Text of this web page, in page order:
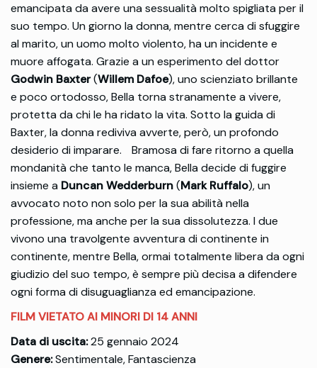
emancipata da avere una sessualità molto spigliata per il
suo tempo. Un giorno la donna, mentre cerca di sfuggire
al marito, un uomo molto violento, ha un incidente e
muore affogata. Grazie a un esperimento del dottor
Godwin Baxter(Willem Dafoe), uno scienziato brillante
e poco ortodosso, Bella torna stranamente a vivere,
protetta da chi le ha ridato la vita. Sotto la guida di
Baxter, la donna rediviva avverte, però, un profondo
desiderio di imparare. Bramosa di fare ritorno a quella
mondanità che tanto le manca, Bella decide di fuggire
insieme a Duncan Wedderburn(Mark Ruffalo), un
avvocato noto non solo per la sua abilità nella
professione, ma anche per la sua dissolutezza. I due
vivono una travolgente avventura di continente in
continente, mentre Bella, ormai totalmente libera da ogni
giudizio del suo tempo, è sempre più decisa a difendere
ogni forma di disuguaglianza ed emancipazione.
FILM VIETATO AI MINORI DI 14 ANNI
Data di uscita:25 gennaio 2024
Genere:Sentimentale, Fantascienza